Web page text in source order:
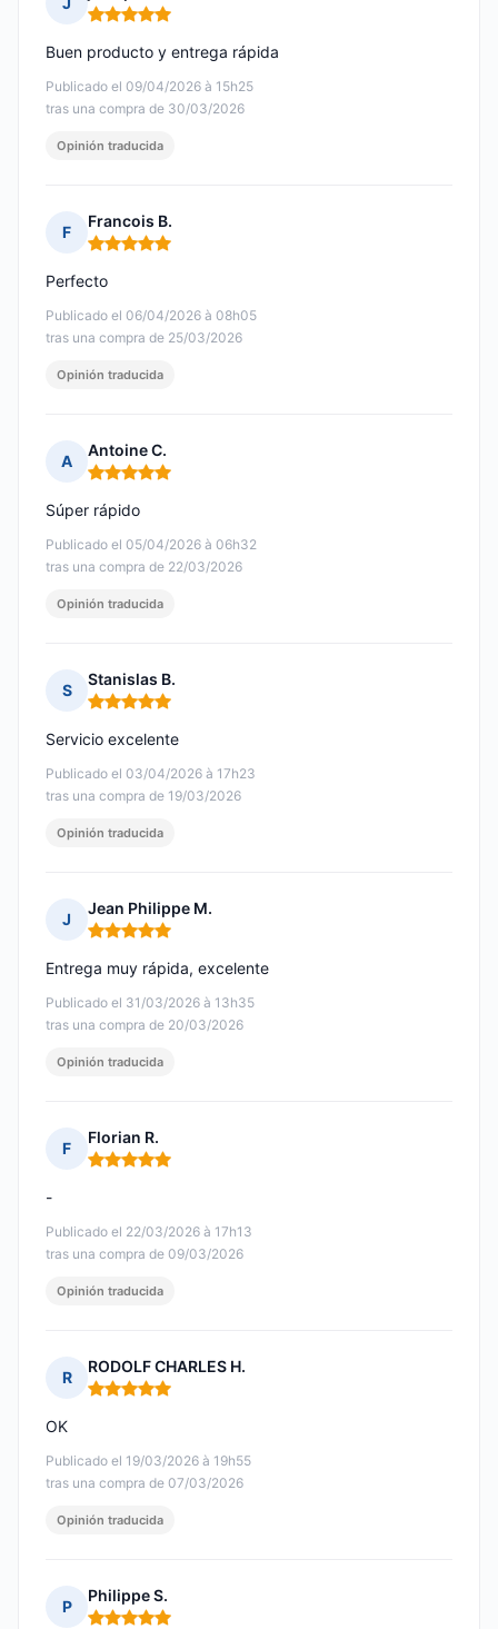
Nota: 5 de 5
Publicado el 09/04/2026 à 15h25
tras una compra de 30/03/2026
Buen producto y entrega rápida
Opinión traducida
F
Francois B.
Nota: 5 de 5
Publicado el 06/04/2026 à 08h05
tras una compra de 25/03/2026
Perfecto
Opinión traducida
A
Antoine C.
Nota: 5 de 5
Publicado el 05/04/2026 à 06h32
tras una compra de 22/03/2026
Súper rápido
Opinión traducida
S
Stanislas B.
Nota: 5 de 5
Publicado el 03/04/2026 à 17h23
tras una compra de 19/03/2026
Servicio excelente
Opinión traducida
J
Jean Philippe M.
Nota: 5 de 5
Publicado el 31/03/2026 à 13h35
tras una compra de 20/03/2026
Entrega muy rápida, excelente
Opinión traducida
F
Florian R.
Nota: 5 de 5
Publicado el 22/03/2026 à 17h13
tras una compra de 09/03/2026
-
Opinión traducida
R
RODOLF CHARLES H.
Nota: 5 de 5
Publicado el 19/03/2026 à 19h55
tras una compra de 07/03/2026
OK
Opinión traducida
P
Philippe S.